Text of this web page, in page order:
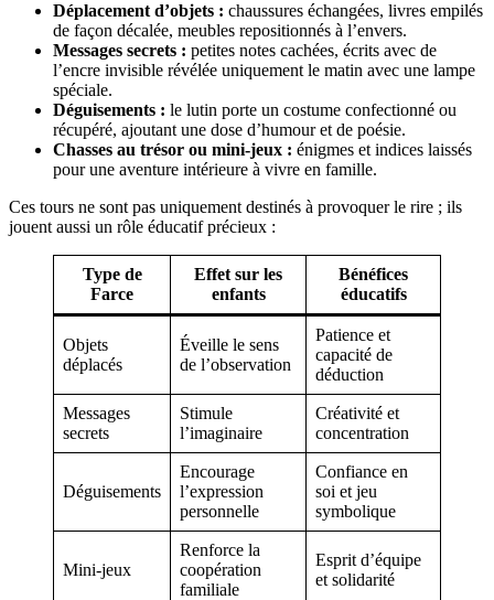
Déplacement d’objets : chaussures échangées, livres empilés
de façon décalée, meubles repositionnés à l’envers.
Messages secrets : petites notes cachées, écrits avec de
l’encre invisible révélée uniquement le matin avec une lampe
spéciale.
Déguisements : le lutin porte un costume confectionné ou
récupéré, ajoutant une dose d’humour et de poésie.
Chasses au trésor ou mini-jeux : énigmes et indices laissés
pour une aventure intérieure à vivre en famille.
Ces tours ne sont pas uniquement destinés à provoquer le rire ; ils
jouent aussi un rôle éducatif précieux :
Type de
Farce
Effet sur les
enfants
Bénéfices
éducatifs
Objets
déplacés
Éveille le sens
de l’observation
Patience et
capacité de
déduction
Messages
secrets
Stimule
l’imaginaire
Créativité et
concentration
Déguisements
Encourage
l’expression
personnelle
Confiance en
soi et jeu
symbolique
Mini-jeux
Renforce la
coopération
familiale
Esprit d’équipe
et solidarité